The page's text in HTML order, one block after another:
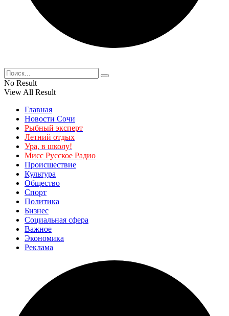
No Result
View All Result
Главная
Новости Сочи
Рыбный эксперт
Летний отдых
Ура, в школу!
Мисс Русское Радио
Происшествие
Культура
Общество
Спорт
Политика
Бизнес
Социальная сфера
Важное
Экономика
Реклама